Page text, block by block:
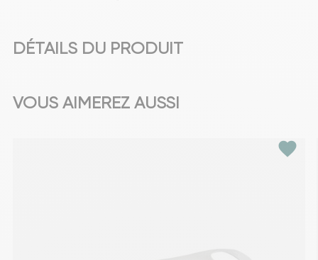
DÉTAILS DU PRODUIT
VOUS AIMEREZ AUSSI
favorite